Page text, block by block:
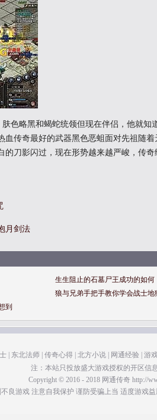
色略黑和蝎蛇统领但现在伴侣，他就知
血传奇最好的武器黑色恶蛆面对先祖随
的刀影闪过，现在形势越来越严峻，传
月剑法
生生阻止的石墓尸王成功的如何
狼与兄弟手把手教你学会战士地
到
东北法师 传奇心得 北方小说 网通经验 游
注：本站只投放盛大游戏授权的开区信
Copyright © 2016 - 2018 网通传奇 http://
良游戏 注意自我保护 谨防受骗上当 适度游戏